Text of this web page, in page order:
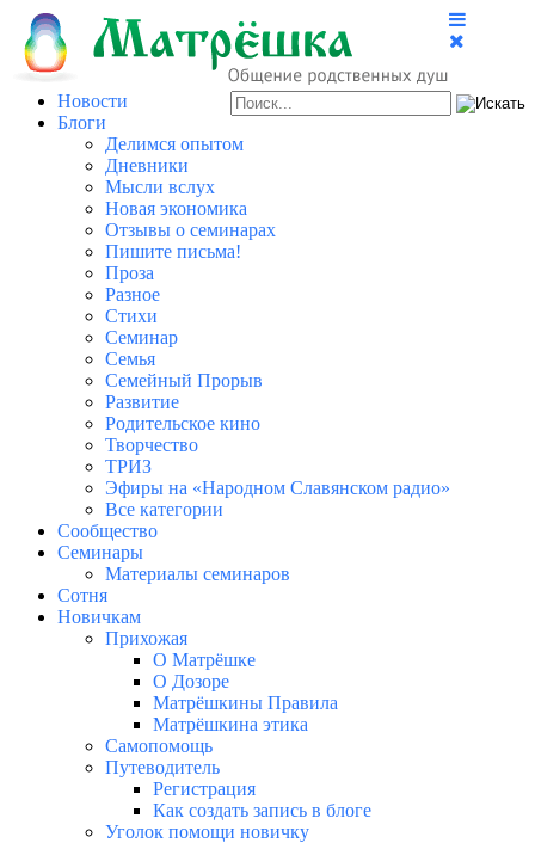
Новости
Блоги
Делимся опытом
Дневники
Мысли вслух
Новая экономика
Отзывы о семинарах
Пишите письма!
Проза
Разное
Стихи
Семинар
Семья
Семейный Прорыв
Развитие
Родительское кино
Творчество
ТРИЗ
Эфиры на «Народном Славянском радио»
Все категории
Сообщество
Семинары
Материалы семинаров
Сотня
Новичкам
Прихожая
О Матрёшке
О Дозоре
Матрёшкины Правила
Матрёшкина этика
Самопомощь
Путеводитель
Регистрация
Как создать запись в блоге
Уголок помощи новичку